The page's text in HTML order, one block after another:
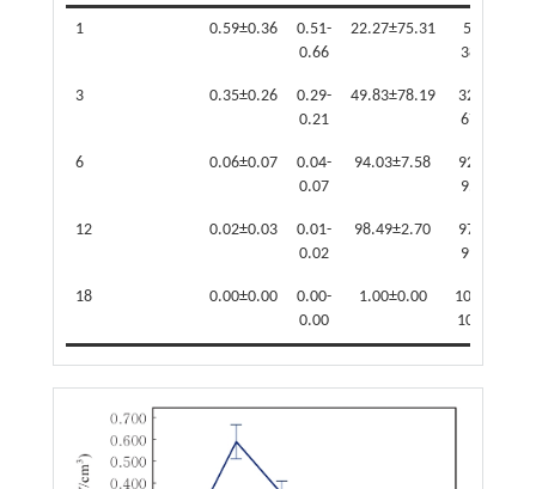
1 0.59±0.36
0.51-
0.66
22.27±75.31
5.72-
38.82
3 0.35±0.26
0.29-
0.21
49.83±78.19
32.65-
67.01
6 0.06±0.07
0.04-
0.07
94.03±7.58
92.36-
95.70
12 0.02±0.03
0.01-
0.02
98.49±2.70
97.89-
99.08
18 0.00±0.00
0.00-
0.00
1.00±0.00
100.00-
100.00